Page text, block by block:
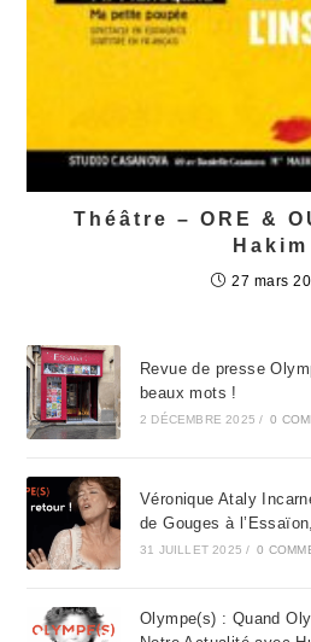
Théâtre – ORE &
Hakim
27 mars
Revue de presse
beaux mots !
2 DÉCEMBRE 2025 / 0
Véronique Ataly
de Gouges à
31 JUILLET 2025 / 0
Olympe(s) : Quand